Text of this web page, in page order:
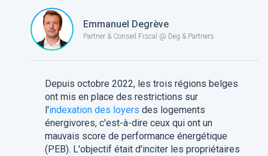
Emmanuel Degrève
Partner & Conseil Fiscal @ Deg & Partners
Depuis octobre 2022, les trois régions belges
ont mis en place des restrictions sur
l'indexation des loyers des logements
énergivores, c'est-à-dire ceux qui ont un
mauvais score de performance énergétique
(PEB). L'objectif était d'inciter les propriétaires